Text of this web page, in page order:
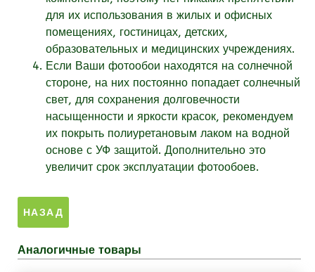
для их использования в жилых и офисных
помещениях, гостиницах, детских,
образовательных и медицинских учреждениях.
Если Ваши фотообои находятся на солнечной
стороне, на них постоянно попадает солнечный
свет, для сохранения долговечности
насыщенности и яркости красок, рекомендуем
их покрыть полиуретановым лаком на водной
основе с УФ защитой. Дополнительно это
увеличит срок эксплуатации фотообоев.
Аналогичные товары